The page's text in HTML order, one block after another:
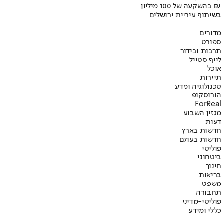
בהשקעה של 100 מיליון ₪
בשיתוף עיריית ירושלים
מדורים
ספורט
תרבות ובידור
לייף סטייל
אוכל
תיירות
טכנולוגיה ומדע
הורוסקופ
ForReal
מגזין השבוע
דעות
חדשות בארץ
חדשות בעולם
פוליטי
ביטחוני
חינוך
בריאות
משפט
תחבורה
פוליטי-מדיני
כללי ומידע